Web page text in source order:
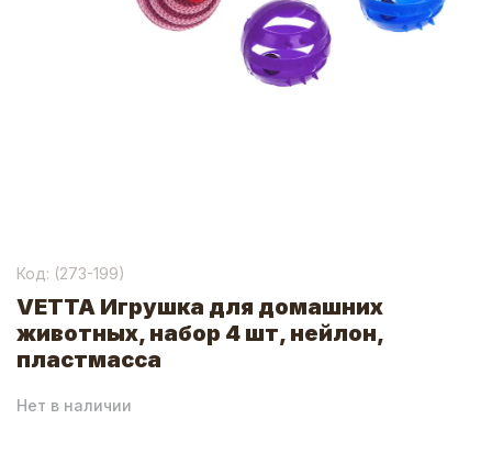
Код: (273-199)
VETTA Игрушка для домашних
животных, набор 4 шт, нейлон,
пластмасса
Нет в наличии